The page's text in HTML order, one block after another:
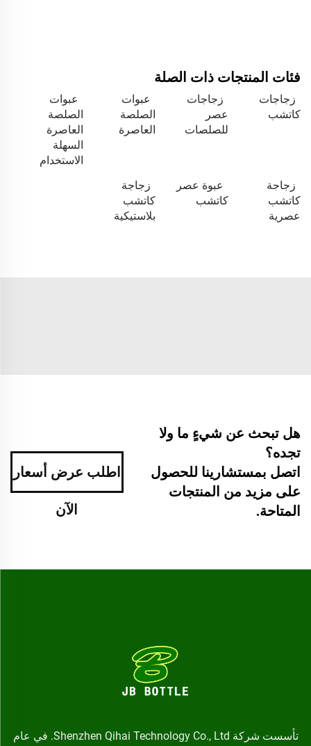
فئات المنتجات ذات الصلة
زجاجات
كاتشب
زجاجات
عصر
للصلصات
عبوات
الصلصة
العاصرة
عبوات
الصلصة
العاصرة
السهلة
الاستخدام
زجاجة
كاتشب
عصرية
عبوة عصر
كاتشب
زجاجة
كاتشب
بلاستيكية
هل تبحث عن شيءٍ ما ولا
تجده؟
اتصل بمستشارينا للحصول
على مزيد من المنتجات
المتاحة.
اطلب عرض أسعار
الآن
تأسست شركة Shenzhen Qihai Technology Co., Ltd. في عام